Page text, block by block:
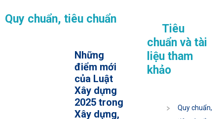
Quy chuẩn, tiêu chuẩn
Những
điểm mới
của Luật
Xây dựng
2025 trong
Xây dựng,
Tiêu
chuẩn và tài
liệu tham
khảo
Quy chuẩn,